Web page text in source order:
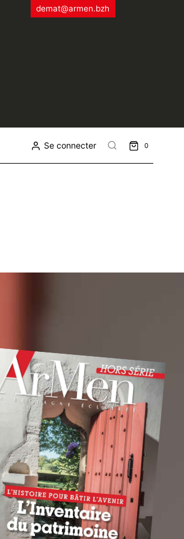
demat@armen.bzh
Se connecter 0